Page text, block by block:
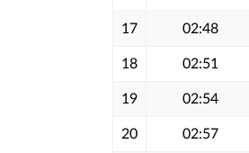
17 02:48
18 02:51
19 02:54
20 02:57